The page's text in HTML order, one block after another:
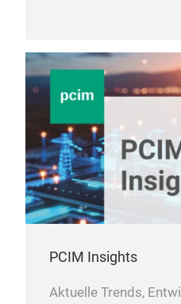
PCIM Insights
Aktuelle Trends,